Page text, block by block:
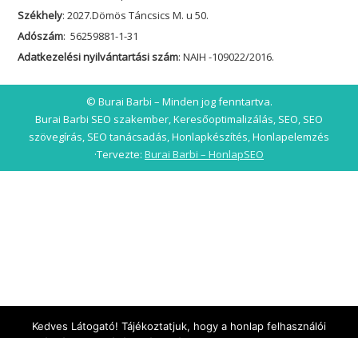
Székhely: 2027.Dömös Táncsics M. u 50.
Adószám: 56259881-1-31
Adatkezelési nyilvántartási szám: NAIH -109022/2016.
© Burai Barbi – Minden jog fenntartva.
Burai Barbi SEO szakember, Keresőoptimalizálás, SEO, SEO
szövegírás, SEO tanácsadás, Honlapkészítés, Honlapelemzés
·Tervezte: Burai Barbi – HonlapSEO
Kedves Látogató! Tájékoztatjuk, hogy a honlap felhasználói